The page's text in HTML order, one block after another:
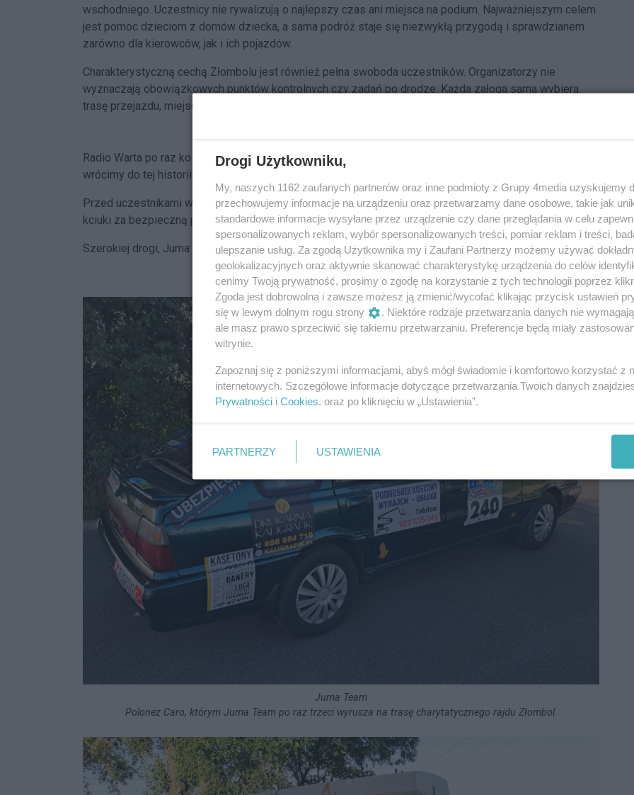
wschodniego. Uczestnicy nie rywalizują o najlepszy czas ani miejsca na podium. Najważniejszym celem
jest pomoc dzieciom z domów dziecka, a sama podróż staje się niezwykłą przygodą i sprawdzianem
zarówno dla kierowców, jak i ich pojazdów.
Charakterystyczną cechą Złombolu jest również pełna swoboda uczestników. Organizatorzy nie
wyznaczają obowiązkowych punktów kontrolnych czy zadań po drodze. Każda załoga sama wybiera
trasę przejazdu, miejsca noclegów i sposób dotarcia do mety.
Radio Warta po raz kolejny objęło Juma Team patronatem medialnym. Na naszej stronie internetowej
wrócimy do tej historii, gdy nasi reprezentanci dotrą do mety tegorocznego Złombolu w Maroku.
Przed uczestnikami wiele godzin jazdy, wysokie temperatury i tysiące kilometrów przygody. Trzymamy
kciuki za bezpieczną podróż, bezawaryjną jazdę i szczęśliwe dotarcie do mety.
Szerokiej drogi, Juma Team!
Juma Team
Polonez Caro, którym Juma Team po raz trzeci wyrusza na trasę charytatycznego rajdu Złombol.
Drogi Użytkowniku,
My, naszych 1162 zaufanych partnerów oraz inne podmioty z Grupy 4media uzyskujemy
przechowujemy informacje na urządzeniu oraz przetwarzamy dane osobowe, takie jak
standardowe informacje wysyłane przez urządzenie czy dane przeglądania w celu
spersonalizowanych reklam, wybór spersonalizowanych treści, pomiar reklam i treści,
ulepszanie usług. Za zgodą Użytkownika my i Zaufani Partnerzy możemy używać
geolokalizacyjnych oraz aktywnie skanować charakterystykę urządzenia do celów
cenimy Twoją prywatność, prosimy o zgodę na korzystanie z tych technologii poprzez
Zgoda jest dobrowolna i zawsze możesz ją zmienić/wycofać klikając przycisk ustawień
się w lewym dolnym rogu strony
. Niektóre rodzaje przetwarzania danych nie
ale masz prawo sprzeciwić się takiemu przetwarzaniu. Preferencje będą miały
witrynie.
Zapoznaj się z poniższymi informacjami, abyś mógł świadomie i komfortowo korzystać z
internetowych. Szczegółowe informacje dotyczące przetwarzania Twoich danych
Prywatności i Cookies. oraz po kliknięciu w „Ustawienia”.
PARTNERZY USTAWIENIA